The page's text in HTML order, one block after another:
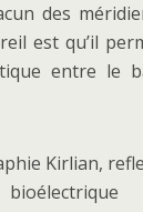
des
est qu’il
entre le